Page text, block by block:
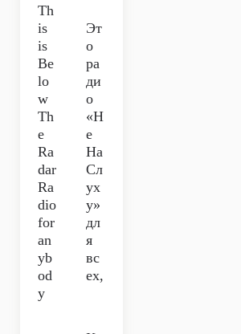
Th
is
is
Be
lo
w
Th
e
Ra
dar
Ra
dio
for
an
yb
od
y
Эт
о
ра
ди
о
«Н
е
На
Сл
ух
у»
дл
я
вс
ех,